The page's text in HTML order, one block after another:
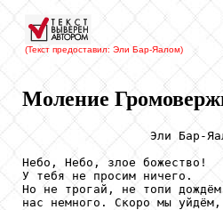
(Текст предоставил: Эли Бар-Яалом)
Моление
Эли Бар-
Небо, Небо, злое божество!
У тебя не просим ничего.
Но не трогай, не топи
нас немного. Скоро мы уйдём,